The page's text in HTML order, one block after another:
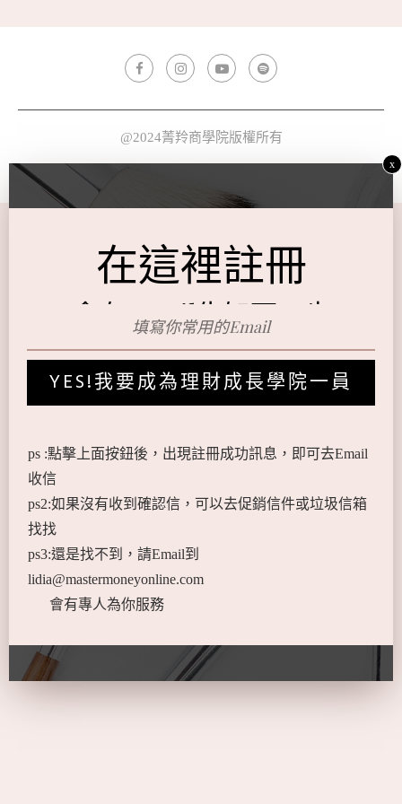
在這裡註冊
會有Email告知下一步
YES!我要成為理財成長學院一員
ps :點擊上面按鈕後，出現註冊成功訊息，即可去Email
收信
ps2:如果沒有收到確認信，可以去促銷信件或垃圾信箱
找找
ps3:還是找不到，請Email到
lidia@mastermoneyonline.com
會有專人為你服務
x
@2024菁羚商學院版權所有